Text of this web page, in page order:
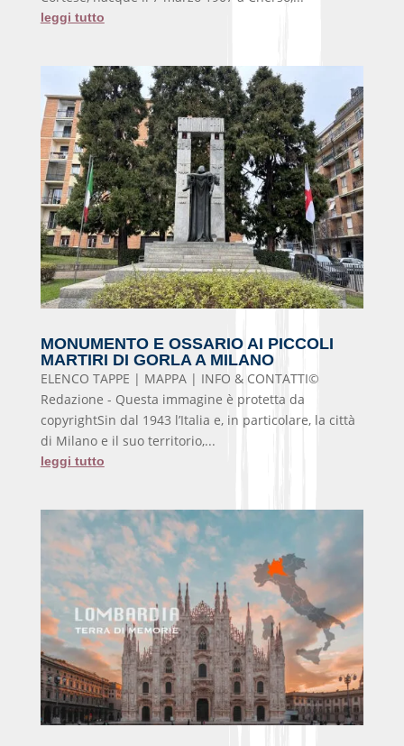
leggi tutto
MONUMENTO E OSSARIO AI PICCOLI
MARTIRI DI GORLA A MILANO
ELENCO TAPPE | MAPPA | INFO & CONTATTI©
Redazione - Questa immagine è protetta da
copyrightSin dal 1943 l’Italia e, in particolare, la città
di Milano e il suo territorio,...
leggi tutto